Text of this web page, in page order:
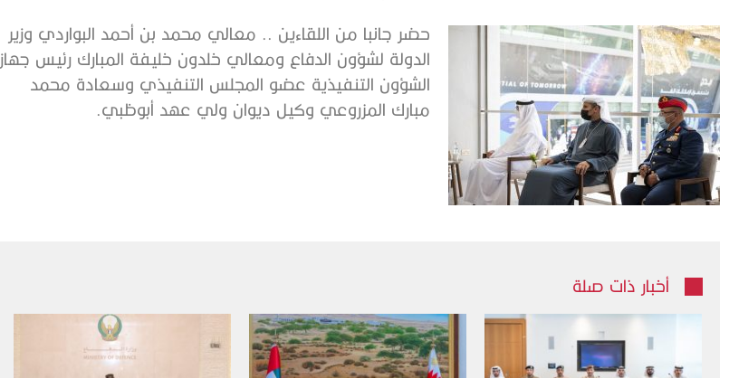
حضر جانبا من اللقاءين .. معالي محمد بن أحمد البواردي وزير
الدولة لشؤون الدفاع ومعالي خلدون خليفة المبارك رئيس جهاز
الشؤون التنفيذية عضو المجلس التنفيذي وسعادة محمد
مبارك المزروعي وكيل ديوان ولي عهد أبوظبي.
أخبار ذات صلة